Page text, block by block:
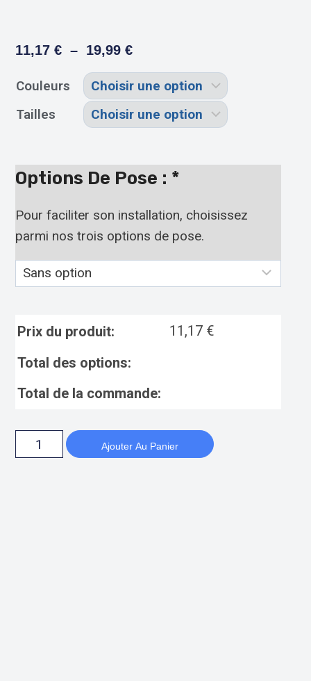
11,17€ – 19,99€
Couleurs
Tailles
Options De Pose : *
Pour faciliter son installation, choisissez
parmi nos trois options de pose.
Prix du produit: 11,17 €
Total des options:
Total de la commande:
Ajouter Au Panier